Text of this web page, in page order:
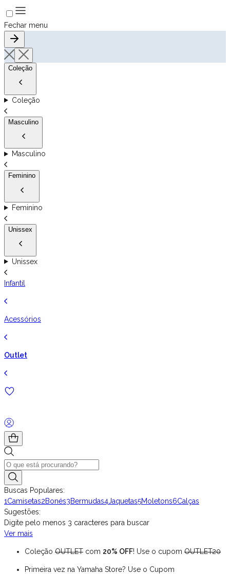
Fechar menu
Coleção
Coleção
Masculino
Masculino
Feminino
Feminino
Unissex
Unissex
Infantil
Acessórios
Outlet
Buscas Populares:
1Camisetas2Bonés3Bermudas4Jaquetas5Moletons6Calças
Sugestões:
Digite pelo menos 3 caracteres para buscar
Ver mais
Coleção OUTLET com 20% OFF! Use o cupom OUTLET20
Primeira vez na Yamaha Store? Use o Cupom